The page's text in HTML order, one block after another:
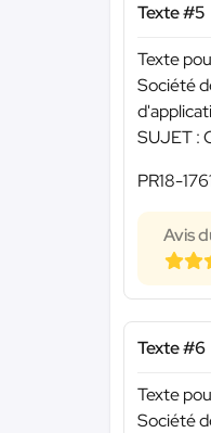
Texte #5
Texte
Société
SUJET :
PR18-
Avis
Texte #6
Texte
Société